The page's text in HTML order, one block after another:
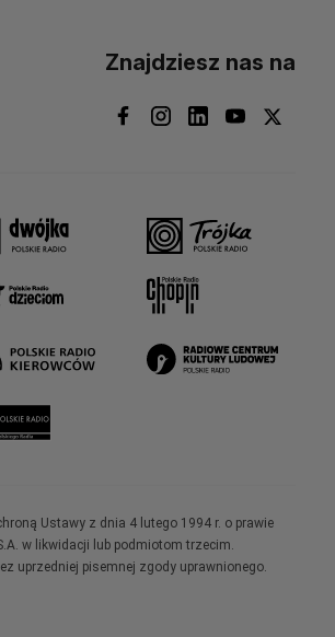
Znajdziesz nas na
Ustawy z dnia 4 lutego 1994 r. o prawie
w likwidacji lub podmiotom trzecim.
uprzedniej pisemnej zgody uprawnionego.